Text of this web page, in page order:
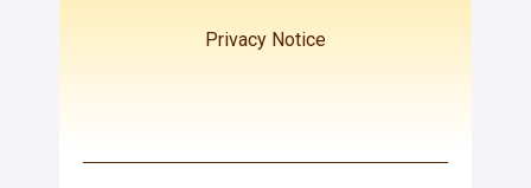
Privacy Notice